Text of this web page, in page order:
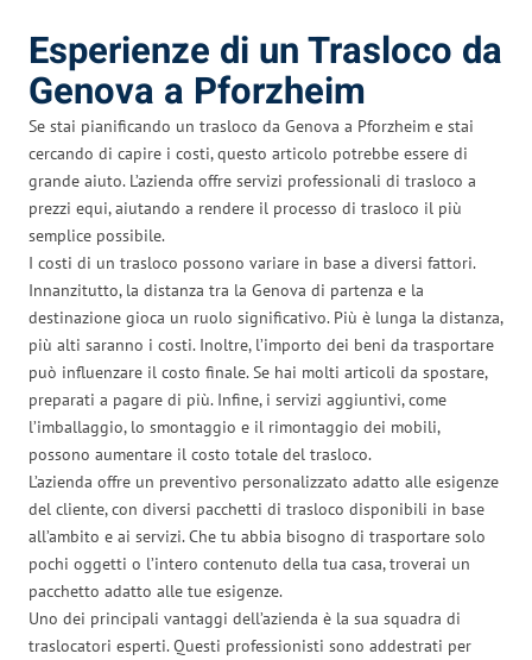
Esperienze di un Trasloco da
Genova a Pforzheim
Se stai pianificando un trasloco da Genova a Pforzheim e stai
cercando di capire i costi, questo articolo potrebbe essere di
grande aiuto. L’azienda offre servizi professionali di trasloco a
prezzi equi, aiutando a rendere il processo di trasloco il più
semplice possibile.
I costi di un trasloco possono variare in base a diversi fattori.
Innanzitutto, la distanza tra la Genova di partenza e la
destinazione gioca un ruolo significativo. Più è lunga la distanza,
più alti saranno i costi. Inoltre, l’importo dei beni da trasportare
può influenzare il costo finale. Se hai molti articoli da spostare,
preparati a pagare di più. Infine, i servizi aggiuntivi, come
l’imballaggio, lo smontaggio e il rimontaggio dei mobili,
possono aumentare il costo totale del trasloco.
L’azienda offre un preventivo personalizzato adatto alle esigenze
del cliente, con diversi pacchetti di trasloco disponibili in base
all’ambito e ai servizi. Che tu abbia bisogno di trasportare solo
pochi oggetti o l’intero contenuto della tua casa, troverai un
pacchetto adatto alle tue esigenze.
Uno dei principali vantaggi dell’azienda è la sua squadra di
traslocatori esperti. Questi professionisti sono addestrati per